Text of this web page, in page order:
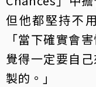
但他都堅持不
「當下確實會
覺得一定要自
製的。」